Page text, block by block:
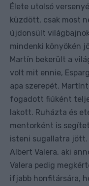
Élete utolsó
küzdött, csak most
újdonsült
mindenki könyökén
Martín bekerült a
volt mit ennie,
apa szerepét.
fogadott fiúként
lakott. Ruházta és
mentorként is
isteni sugallatra
Albert Valera, aki
Valera pedig
ifjabb honfitársára,